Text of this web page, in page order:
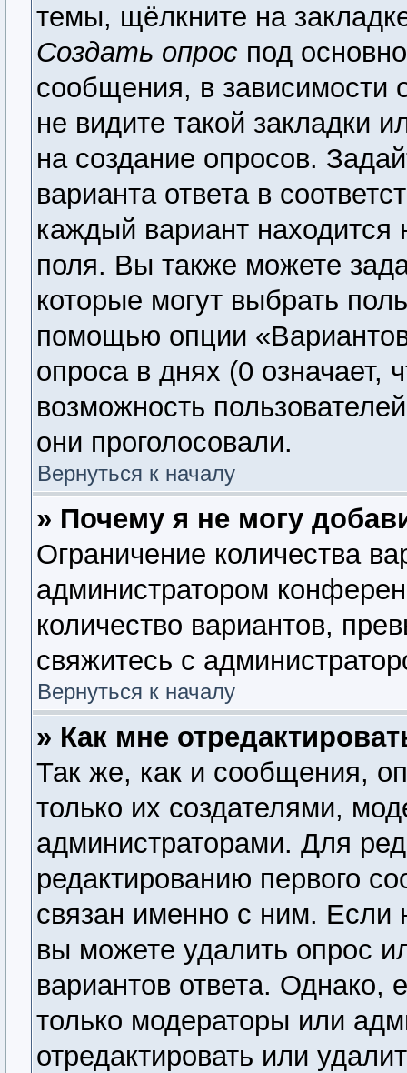
темы, щёлкните на
Создать опрос под
сообщения, в зависимости
не видите такой закладки
на создание опросов.
варианта ответа в
каждый вариант находится
поля. Вы также можете
которые могут выбрать
помощью опции
опроса в днях (0 означает,
возможность
они проголосовали.
Вернуться к началу
» Почему я не могу
Ограничение количества
администратором
количество вариантов,
свяжитесь с
Вернуться к началу
» Как мне
Так же, как и сообщения,
только их создателями,
администраторами. Для
редактированию первого
связан именно с ним. Если
вы можете удалить опрос
вариантов ответа. Однако,
только модераторы или
отредактировать или